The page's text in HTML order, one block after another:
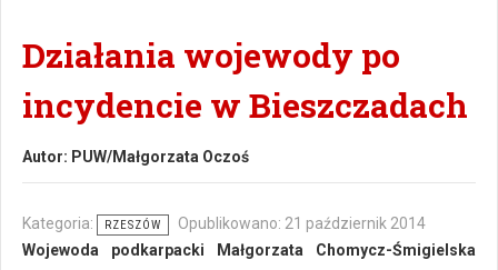
Działania wojewody po
incydencie w Bieszczadach
Autor: PUW/Małgorzata Oczoś
Kategoria: RZESZÓW
Opublikowano: 21 październik 2014
Wojewoda podkarpacki Małgorzata Chomycz-Śmigielska